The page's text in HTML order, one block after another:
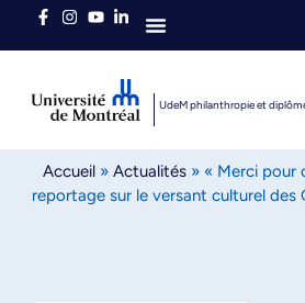
UdeM philanthropie et
Accueil» Actualités» « Merci pour
reportage sur le versant culturel des